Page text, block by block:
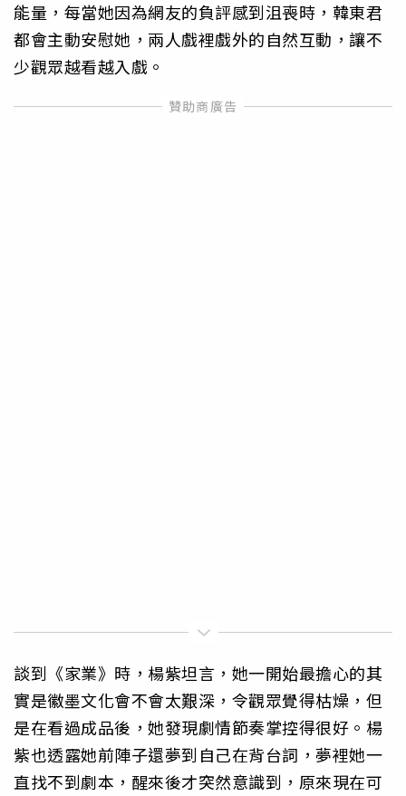
能量，每當她因為網友的負評感到沮喪時，韓東君
都會主動安慰她，兩人戲裡戲外的自然互動，讓不
少觀眾越看越入戲。
談到《家業》時，楊紫坦言，她一開始最擔心的其
實是徽墨文化會不會太艱深，令觀眾覺得枯燥，但
是在看過成品後，她發現劇情節奏掌控得很好。楊
紫也透露她前陣子還夢到自己在背台詞，夢裡她一
直找不到劇本，醒來後才突然意識到，原來現在可